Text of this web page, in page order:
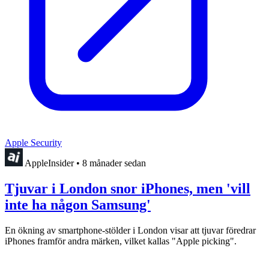
Apple Security
AppleInsider • 8 månader sedan
Tjuvar i London snor iPhones, men 'vill
inte ha någon Samsung'
En ökning av smartphone-stölder i London visar att tjuvar föredrar
iPhones framför andra märken, vilket kallas "Apple picking".